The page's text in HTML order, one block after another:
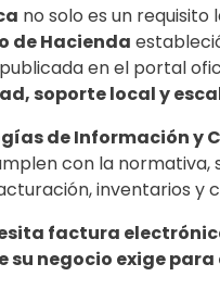
no solo es un
de Hacienda
en el portal
soporte local y
de Información y
con la normativa,
inventarios y
factura
negocio exige para